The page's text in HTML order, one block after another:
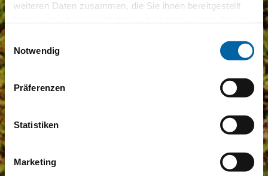
weiteren Daten zusammen, die Sie ihnen bereitgestellt
Einwilligungsauswahl
Notwendig
Präferenzen
Statistiken
Marketing